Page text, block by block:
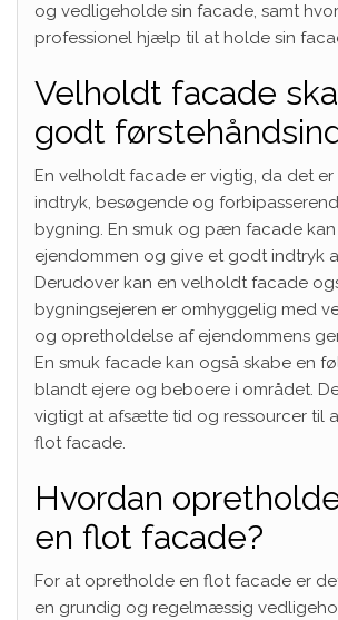
og vedligeholde sin facade, samt
professionel hjælp til at holde sin
Velholdt facade
godt
En velholdt facade er vigtig, da det
indtryk, besøgende og
bygning. En smuk og pæn facade
ejendommen og give et godt indtryk
Derudover kan en velholdt facade
bygningsejeren er omhyggelig med
og opretholdelse af ejendommens
En smuk facade kan også skabe en
blandt ejere og beboere i området.
vigtigt at afsætte tid og ressourcer til
flot facade.
Hvordan
en flot facade?
For at opretholde en flot facade er
en grundig og regelmæssig